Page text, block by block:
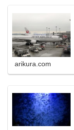
arikura.com